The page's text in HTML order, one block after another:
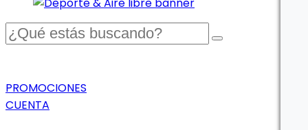
PROMOCIONES
CUENTA